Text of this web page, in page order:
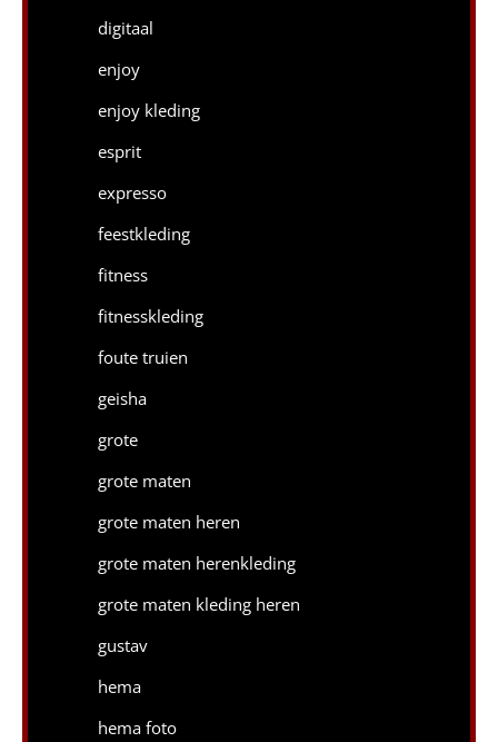
digitaal
enjoy
enjoy kleding
esprit
expresso
feestkleding
fitness
fitnesskleding
foute truien
geisha
grote
grote maten
grote maten heren
grote maten herenkleding
grote maten kleding heren
gustav
hema
hema foto